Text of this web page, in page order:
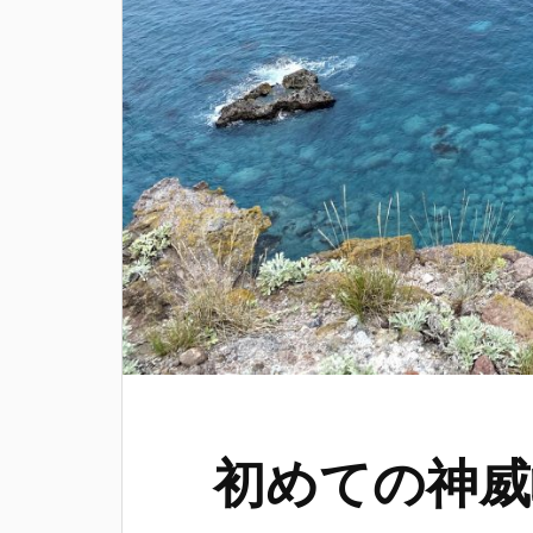
初めての神